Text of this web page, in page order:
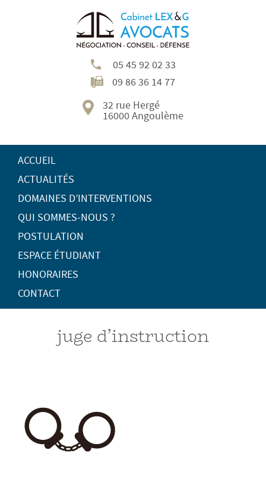
05 45 92 02 33
09 86 36 14 77
32 rue Hergé
16000 Angoulème
ACCUEIL
ACTUALITÉS
DOMAINES D’INTERVENTIONS
QUI SOMMES-NOUS ?
POSTULATION
ESPACE ÉTUDIANT
HONORAIRES
CONTACT
juge d’instruction